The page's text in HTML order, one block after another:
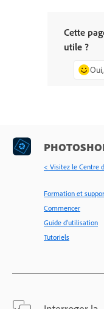
Cette
utile ?
< Visitez le Centre
Formation et
Commencer
Guide d'utilisation
Tutoriels